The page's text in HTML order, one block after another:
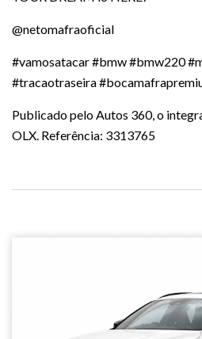
@netomafraoficial
#vamosatacar #bmw #bmw220
#tracaotraseira
Publicado pelo Autos 360, o
OLX. Referência: 3313765